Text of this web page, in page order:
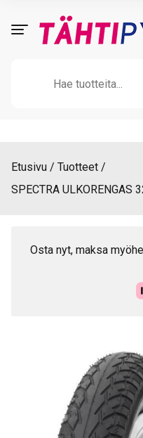
Etusivu
Tuotteet
SPECTRA ULKORENGAS
Osta nyt, maksa